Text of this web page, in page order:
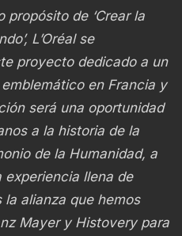
propósito de ‘Crear la
L’Oréal se
proyecto dedicado a un
en Francia y
será una oportunidad
a la historia de la
de la Humanidad, a
experiencia llena de
alianza que hemos
Mayer y Histovery para